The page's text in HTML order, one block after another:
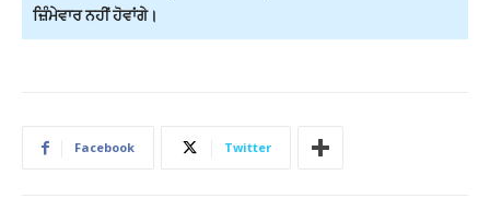
ਜ਼ਿੰਮੇਵਾਰ ਨਹੀਂ ਹੋਵਾਂਗੇ।
Facebook Twitter